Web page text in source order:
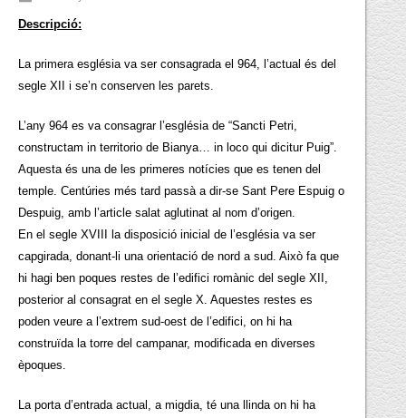
Descripció:
La primera església va ser consagrada el 964, l’actual és del
segle XII i se’n conserven les parets.
L’any 964 es va consagrar l’església de “Sancti Petri,
constructam in territorio de Bianya… in loco qui dicitur Puig”.
Aquesta és una de les primeres notícies que es tenen del
temple. Centúries més tard passà a dir-se Sant Pere Espuig o
Despuig, amb l’article salat aglutinat al nom d’origen.
En el segle XVIII la disposició inicial de l’església va ser
capgirada, donant-li una orientació de nord a sud. Això fa que
hi hagi ben poques restes de l’edifici romànic del segle XII,
posterior al consagrat en el segle X. Aquestes restes es
poden veure a l’extrem sud-oest de l’edifici, on hi ha
construïda la torre del campanar, modificada en diverses
èpoques.
La porta d’entrada actual, a migdia, té una llinda on hi ha